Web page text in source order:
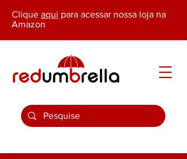
Clique aqui para acessar nossa loja na
Amazon